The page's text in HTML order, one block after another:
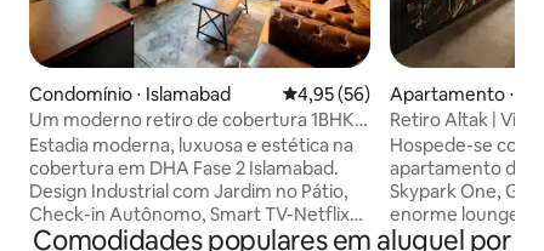
Condomínio ⋅ Islamabad 4,95 de uma avaliação média
4,95 (56)
Um moderno retiro de cobertura 1BHK-
DHA Fase 2 Isb
Estadia moderna, luxuosa e estética na
cobertura em DHA Fase 2 Islamabad.
Design Industrial com Jardim no Pátio,
Check-in Autônomo, Smart TV-Netflix
Incluída, Wi-Fi Rápido, Cozinha
Apartamento ⋅
Retiro Altak |
Netflix e
Hospede-se com
apartamento de
Skypark One,
enorme lounge,
LED de 65" e
Comodidades populares em aluguel por